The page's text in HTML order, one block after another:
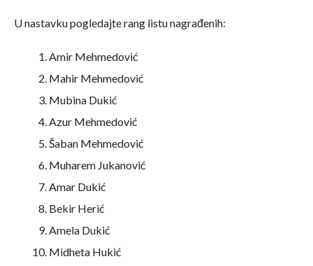
U nastavku pogledajte rang listu nagrađenih:
Amir Mehmedović
Mahir Mehmedović
Mubina Dukić
Azur Mehmedović
Šaban Mehmedović
Muharem Jukanović
Amar Dukić
Bekir Herić
Amela Dukić
Midheta Hukić